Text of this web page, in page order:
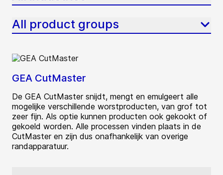
All product groups
GEA CutMaster
De GEA CutMaster snijdt, mengt en emulgeert alle
mogelijke verschillende worstproducten, van grof tot
zeer fijn. Als optie kunnen producten ook gekookt of
gekoeld worden. Alle processen vinden plaats in de
CutMaster en zijn dus onafhankelijk van overige
randapparatuur.